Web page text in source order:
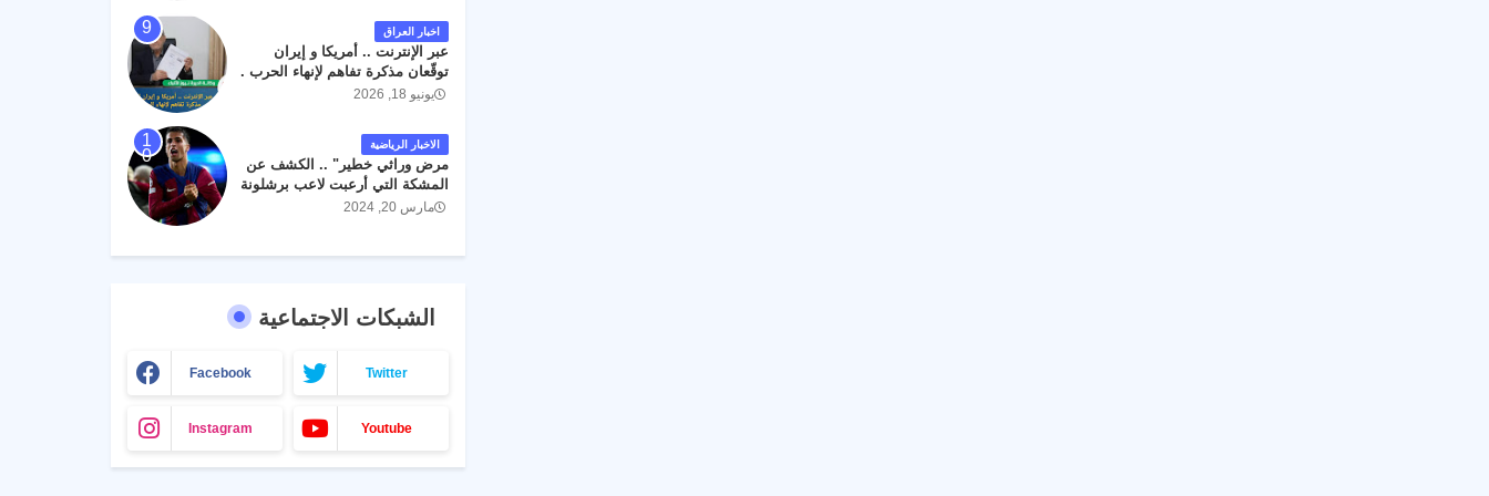
اخبار العراق
عبر الإنترنت .. أمريكا و إيران
توقّعان مذكرة تفاهم لإنهاء الحرب .
يونيو 18, 2026
الاخبار الرياضية
مرض وراثي خطير" .. الكشف عن
المشكة التي أرعبت لاعب برشلونة
جواو كانسيلو
مارس 20, 2024
الشبكات الاجتماعية
Facebook Twitter
Instagram Youtube